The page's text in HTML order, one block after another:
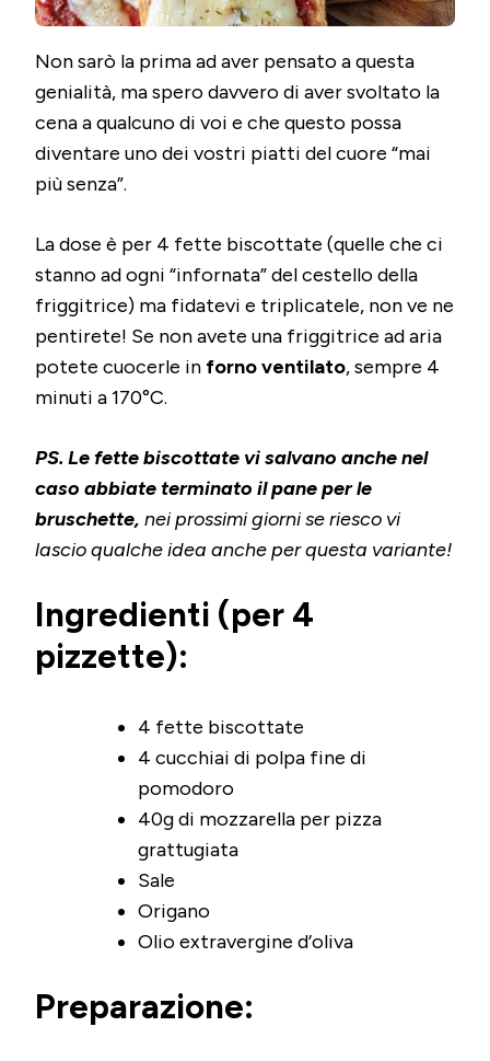
Non sarò la prima ad aver pensato a questa
genialità, ma spero davvero di aver svoltato la
cena a qualcuno di voi e che questo possa
diventare uno dei vostri piatti del cuore “mai
più senza”.
La dose è per 4 fette biscottate (quelle che ci
stanno ad ogni “infornata” del cestello della
friggitrice) ma fidatevi e triplicatele, non ve ne
pentirete! Se non avete una friggitrice ad aria
potete cuocerle in forno ventilato, sempre 4
minuti a 170°C.
PS. Le fette biscottate vi salvano anche nel
caso abbiate terminato il pane per le
bruschette, nei prossimi giorni se riesco vi
lascio qualche idea anche per questa variante!
Ingredienti (per 4
pizzette):
4 fette biscottate
4 cucchiai di polpa fine di
pomodoro
40g di mozzarella per pizza
grattugiata
Sale
Origano
Olio extravergine d’oliva
Preparazione: